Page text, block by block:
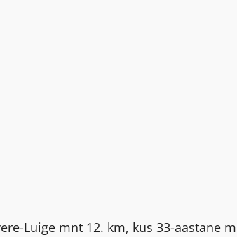
Luige mnt 12. km, kus 33-aastane